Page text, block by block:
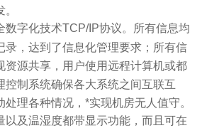
数字化技术TCP/IP协议。所有信息均
录，达到了信息化管理要求；所有信
资源共享，用户使用远程计算机或都
控制系统确保各大系统之间互联互
理各种情况，*实现机房无人值守。
以及温湿度都带显示功能，而且可在